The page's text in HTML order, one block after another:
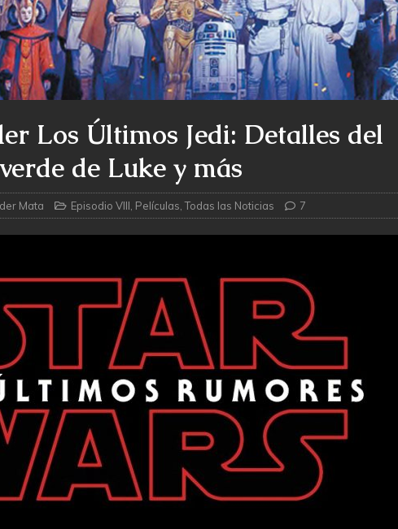
Los Últimos Jedi: Detalles del
de Luke y más
Mata Episodio VIII Películas ,Todas las Noticias 7